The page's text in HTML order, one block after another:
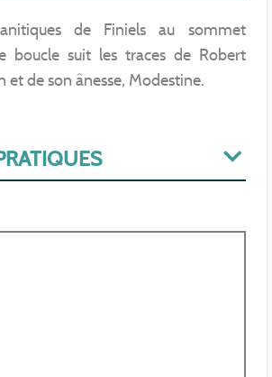
de Finiels au sommet
boucle suit les traces de Robert
et de son ânesse, Modestine.